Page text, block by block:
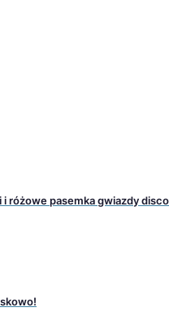
i różowe pasemka gwiazdy